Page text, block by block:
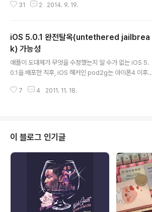
않음으로 대부분의 시디아 트윅들이 호환되지 않는다는 점
한 탈옥 사용자들을 위한 굿뉴스가 될 수 있겠다. iOS 7.1.x
iOS8 베타4를 탈옥했다는 인증샷이 올라오기도 했으나 i
OS8 정식에서는 exploit이 패치됐고 이 같은 이유로 탈
옥에 관해서 잘 모르는 혹자들은 iOS8 탈옥 툴 배포 시점
이 늦어질 것이라고도 하지만 Pangu는 고사하고 훨씬 더
이전인 evasi0n 배포 당시에도 iOS8 탈옥을 위해 준비해
둔 exploit이 여럿 있었고 새로운 기능..
31 2 2014. 9. 19.
iOS 5.0.1 완전탈옥(untethered jailbrea
k) 가능성
애플이 도대체가 무엇을 수정했는지 알 수가 없는 iOS 5.
0.1을 배포한 직후, iOS 해커인 pod2g는 아이폰4 이후
옥하기 위해서는 절대 업데이트 하지 말라는 얘기가 있었
남았다." 로 완전탈옥 공개시기가 기약없음을 시사했습니
다. 이후 전통적인 락해제 방식의 탈옥을 진행중이며 어느
정도 성과를 거둔 iOS해커인 MuscleNerd는 iOS 5.0.1
의 업데이트 내용이 단지 탈옥루트를 막아논 것에 불과하
다고 인증하였습니다. (현재 아이패드2나 아이폰4S를 제
7 4 2011. 11. 18.
이 블로그 인기글